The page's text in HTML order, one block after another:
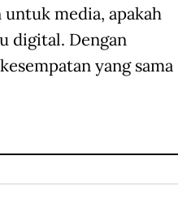
media, apakah
digital. Dengan
yang sama